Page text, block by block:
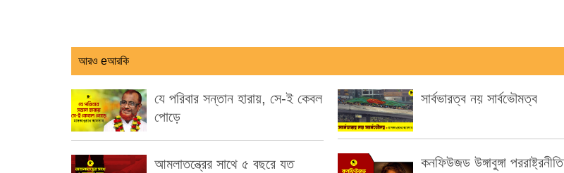
আরও eআরকি
যে পরিবার সন্তান হারায়, সে-ই কেবল
পোড়ে
আমলাতন্ত্রের সাথে ৫ বছরে যত
সার্বভারত্ব নয় সার্বভৌমত্ব
কনফিউজড উঙ্গাবুঙ্গা পররাষ্ট্রনীতি